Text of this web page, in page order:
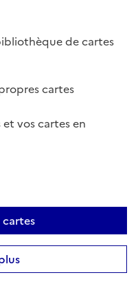
pour améliorer votre
sur ce site. Pour en
le contrôle sur les
Préférences pour tous les
de cartes
cartes
vos cartes en